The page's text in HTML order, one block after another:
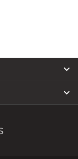

